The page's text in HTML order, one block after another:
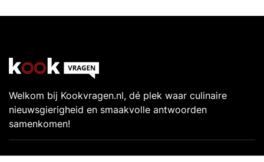
Welkom bij Kookvragen.nl, dé plek waar culinaire
nieuwsgierigheid en smaakvolle antwoorden
samenkomen!